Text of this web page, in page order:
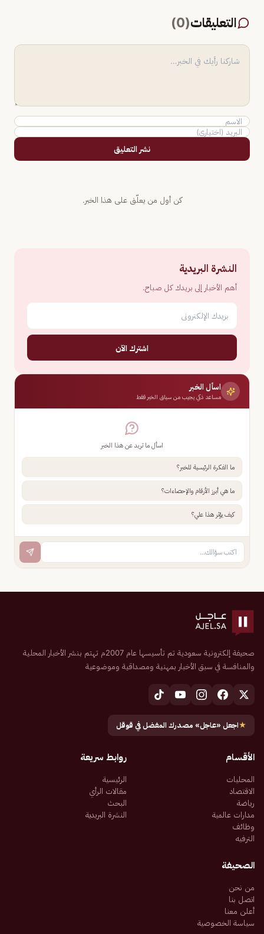
التعليقات(
0
)
نشر التعليق
كن أول من يعلّق على هذا الخبر.
النشرة البريدية
أهم الأخبار إلى بريدك كل صباح.
اشترك الآن
اسأل الخبر
مساعد ذكي يجيب من سياق الخبر فقط
اسأل ما تريد عن هذا الخبر
ما الفكرة الرئيسية للخبر؟
ما هي أبرز الأرقام والإحصاءات؟
كيف يؤثر هذا علي؟
صحيفة إلكترونية سعودية تم تأسيسها عام 2007م تهتم بنشر الأخبار المحلية
والمنافسة في سبق الأخبار بمهنية ومصداقية وموضوعية
★اجعل «عاجل» مصدرك المفضل في قوقل
الأقسام
المحليات
الاقتصاد
رياضة
مدارات عالمية
وظائف
الترفيه
روابط سريعة
الرئيسية
مقالات الرأي
البحث
النشرة البريدية
الصحيفة
من نحن
اتصل بنا
أعلن معنا
سياسة الخصوصية